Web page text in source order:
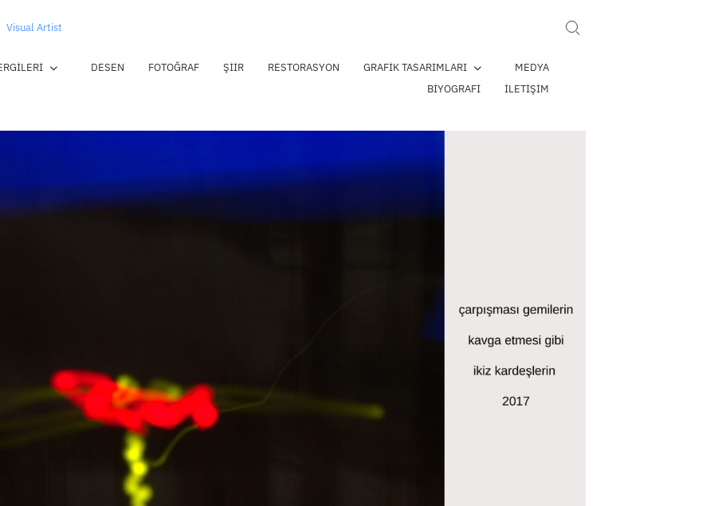
Visual Artist
DESEN FOTOĞRAF ŞIIR RESTORASYON GRAFIK TASARIMLARI
MEDYA
BIYOGRAFI
İLETIŞIM
Search for: